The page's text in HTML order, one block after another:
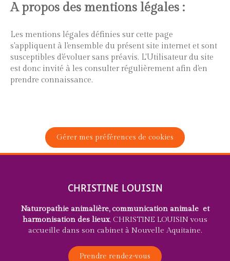
A propos des mentions légales :
Les mentions légales définies sur cette page
s'appliquent à l'ensemble du présent site internet et sont
susceptibles d'évoluer sans préavis. L'Utilisateur du site
est donc invité à les consulter régulièrement afin d'en
prendre connaissance.
Gérer mes préférences de cookies
CHRISTINE LOUISIN
Naturopathie animalière, communication animale et
harmonisation des lieux, CHRISTINE LOUISIN vous
accueille dans son cabinet à Nouvelle Aquitaine.
Prendre rendez-vous